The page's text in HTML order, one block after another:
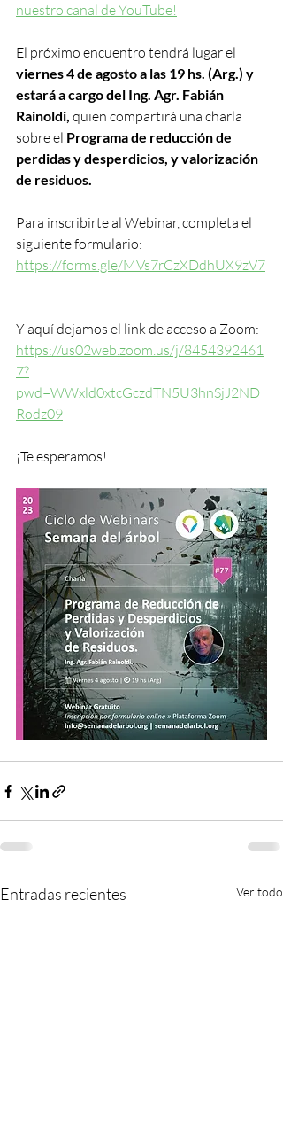
nuestro canal de YouTube!
El próximo encuentro tendrá lugar el
viernes 4 de agosto a las 19 hs. (Arg.) y
estará a cargo del Ing. Agr. Fabián
Rainoldi, quien compartirá una charla
sobre el Programa de reducción de
perdidas y desperdicios, y valorización
de residuos.
Para inscribirte al Webinar, completa el
siguiente formulario:
https://forms.gle/MVs7rCzXDdhUX9zV7
Y aquí dejamos el link de acceso a Zoom:
https://us02web.zoom.us/j/8454392461
7?
pwd=WWxld0xtcGczdTN5U3hnSjJ2ND
Rodz09
¡Te esperamos!
Entradas recientes Ver todo